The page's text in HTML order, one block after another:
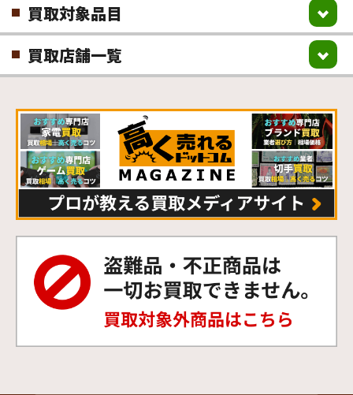
買取対象品目
買取店舗一覧